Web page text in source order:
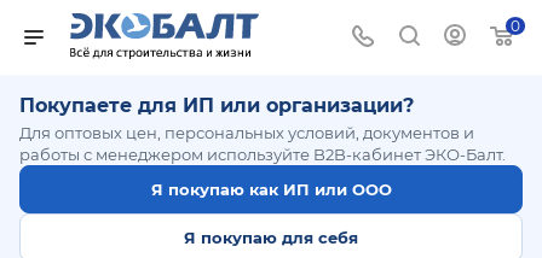
0
Покупаете для ИП или организации?
Для оптовых цен, персональных условий, документов и
работы с менеджером используйте B2B-кабинет ЭКО-Балт.
Я покупаю как ИП или ООО
Я покупаю для себя